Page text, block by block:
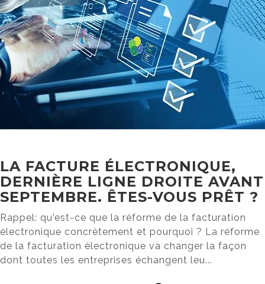
LA FACTURE ÉLECTRONIQUE,
DERNIÈRE LIGNE DROITE AVANT
SEPTEMBRE. ÊTES-VOUS PRÊT ?
Rappel: qu'est-ce que la réforme de la facturation
électronique concrètement et pourquoi ? La réforme
de la facturation électronique va changer la façon
dont toutes les entreprises échangent leu...